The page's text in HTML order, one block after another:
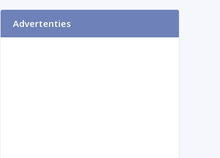
Advertenties